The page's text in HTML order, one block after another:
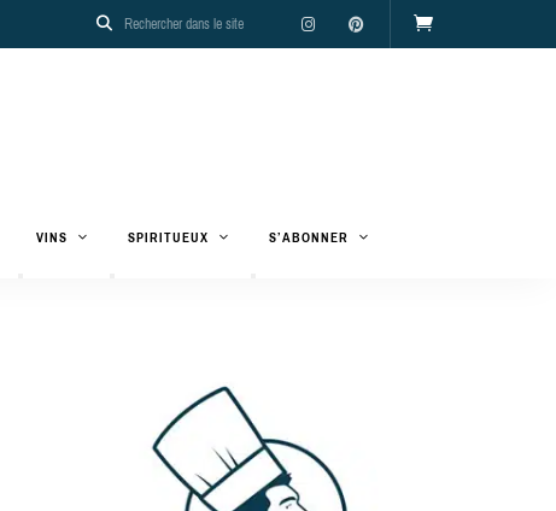
VINS SPIRITUEUX S’ABONNER